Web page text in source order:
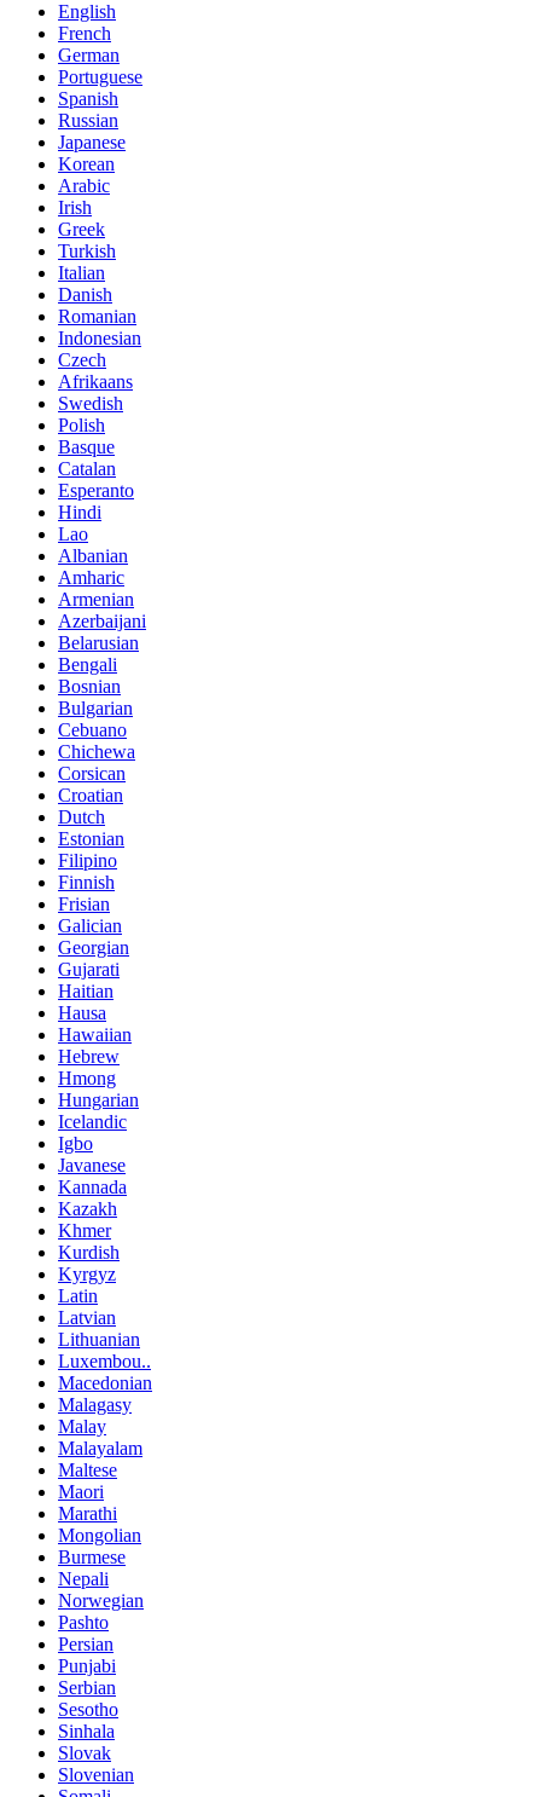
English
French
German
Portuguese
Spanish
Russian
Japanese
Korean
Arabic
Irish
Greek
Turkish
Italian
Danish
Romanian
Indonesian
Czech
Afrikaans
Swedish
Polish
Basque
Catalan
Esperanto
Hindi
Lao
Albanian
Amharic
Armenian
Azerbaijani
Belarusian
Bengali
Bosnian
Bulgarian
Cebuano
Chichewa
Corsican
Croatian
Dutch
Estonian
Filipino
Finnish
Frisian
Galician
Georgian
Gujarati
Haitian
Hausa
Hawaiian
Hebrew
Hmong
Hungarian
Icelandic
Igbo
Javanese
Kannada
Kazakh
Khmer
Kurdish
Kyrgyz
Latin
Latvian
Lithuanian
Luxembou..
Macedonian
Malagasy
Malay
Malayalam
Maltese
Maori
Marathi
Mongolian
Burmese
Nepali
Norwegian
Pashto
Persian
Punjabi
Serbian
Sesotho
Sinhala
Slovak
Slovenian